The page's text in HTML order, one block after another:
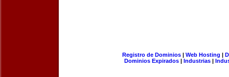
Registro de Dominios| Web Hosting |
Dominios Expirados | Industrias |